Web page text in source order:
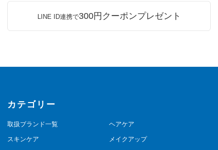
LINE ID連携で300円クーポンプレゼント
カテゴリー
取扱ブランド一覧 ヘアケア
スキンケア メイクアップ